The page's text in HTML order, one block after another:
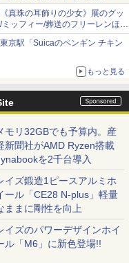
真珠の耳飾りの少女》展のグッ
ッフィー/葬送のフリーレンほ
ドコラボが実現
東京駅「Suicaのペンギン チキン
もっと見る
モリ32GBでも予算内。産
新聞社がAMD Ryzen搭載
を2千台導入
イズ鍛造1ピースアルミホ
ール「CE28 N-plus」軽量
ままに剛性を向上
イズのパワーデザインホイ
ル「M6」に新色登場!!